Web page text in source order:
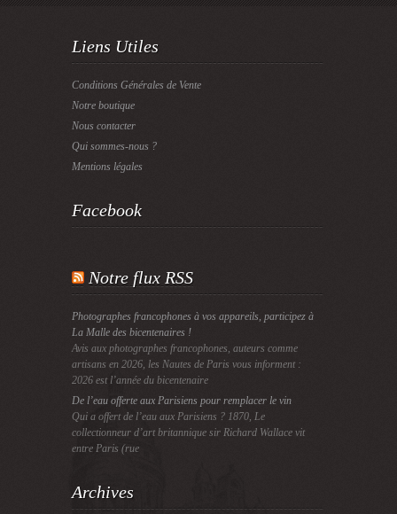
Liens Utiles
Conditions Générales de Vente
Notre boutique
Nous contacter
Qui sommes-nous ?
Mentions légales
Facebook
Notre flux RSS
Photographes francophones à vos appareils, participez à
La Malle des bicentenaires !
Avis aux photographes francophones, auteurs comme
artisans en 2026, les Nautes de Paris vous informent :
2026 est l’année du bicentenaire
De l’eau offerte aux Parisiens pour remplacer le vin
Qui a offert de l’eau aux Parisiens ? 1870, Le
collectionneur d’art britannique sir Richard Wallace vit
entre Paris (rue
Archives